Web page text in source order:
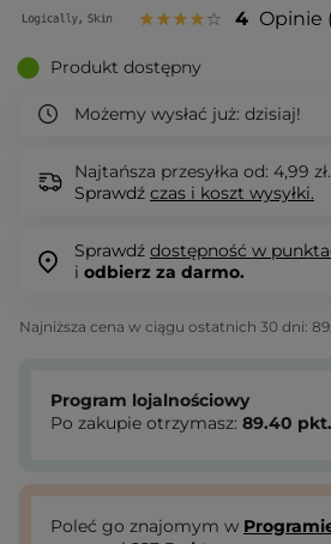
4 Opinie
Produkt dostępny
Możemy wysłać już: dzisiaj!
Najtańsza przesyłka od: 4,99 zł.
Sprawdź czas i koszt wysyłki.
Sprawdź dostępność w
i odbierz za darmo.
Najniższa cena w ciągu ostatnich 30 dni:
Program lojalnościowy
Po zakupie otrzymasz: 89.40 pkt.
Poleć go znajomym w